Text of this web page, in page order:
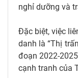
nghỉ dưỡng và
Đặc biệt, việc
danh là “Thị
đoạn 2022-
cạnh tranh của